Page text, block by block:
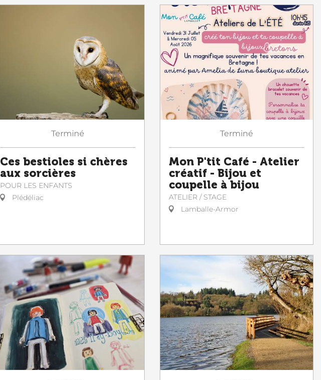
Terminé
Ces bestioles si chères
aux sorcières
POUR LES ENFANTS
Plédéliac
Terminé
Mon P'tit Café - Atelier
créatif - Bijou et
coupelle à bijou
ATELIER / STAGE
Lamballe-Armor